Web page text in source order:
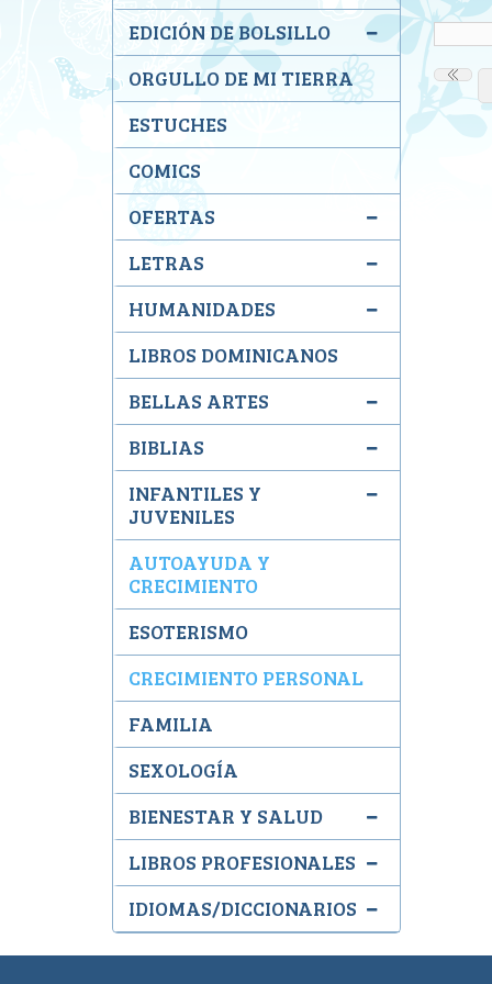
EDICIÓN DE BOLSILLO
ORGULLO DE MI TIERRA
ESTUCHES
COMICS
OFERTAS
LETRAS
HUMANIDADES
LIBROS DOMINICANOS
BELLAS ARTES
BIBLIAS
INFANTILES Y
JUVENILES
AUTOAYUDA Y
CRECIMIENTO
ESOTERISMO
CRECIMIENTO PERSONAL
FAMILIA
SEXOLOGÍA
BIENESTAR Y SALUD
LIBROS PROFESIONALES
IDIOMAS/DICCIONARIOS